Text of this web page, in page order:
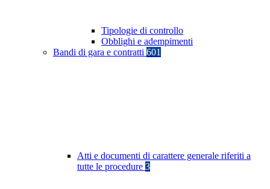
Tipologie di controllo
Obblighi e adempimenti
Bandi di gara e contratti 601
Atti e documenti di carattere generale riferiti a
tutte le procedure 3